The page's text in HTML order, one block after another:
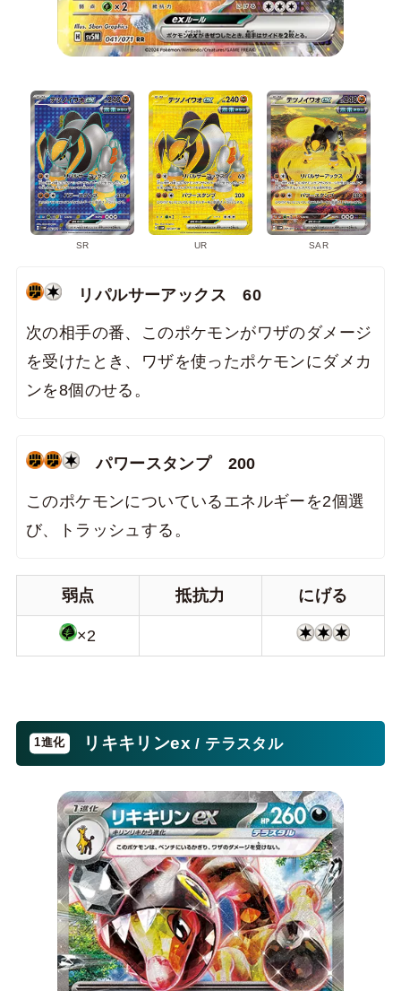
SR UR SAR
リパルサーアックス 60
次の相手の番、このポケモンがワザのダメージ
を受けたとき、ワザを使ったポケモンにダメカ
ンを8個のせる。
パワースタンプ200
このポケモンについているエネルギーを2個選
び、トラッシュする。
弱点 抵抗力 にげる
×2
リキキリンex / テラスタル